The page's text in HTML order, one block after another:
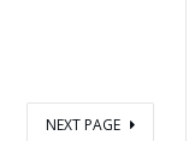
NEXT PAGE